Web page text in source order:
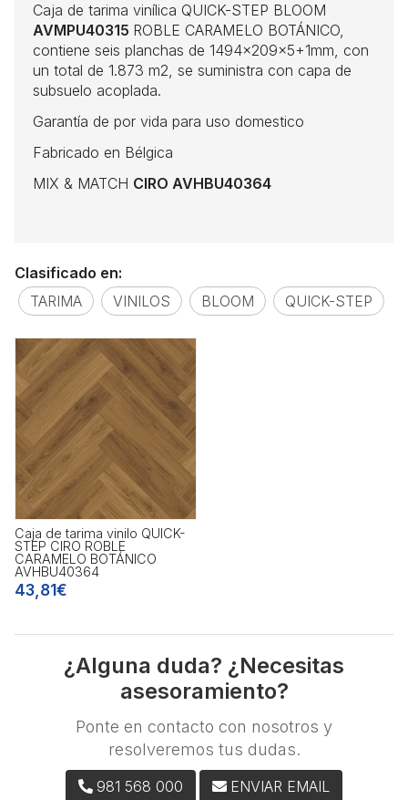
Caja de tarima vinílica QUICK-STEP BLOOM
AVMPU40315 ROBLE CARAMELO BOTÁNICO,
contiene seis planchas de 1494x209x5+1mm, con
un total de 1.873 m2, se suministra con capa de
subsuelo acoplada.
Garantía de por vida para uso domestico
Fabricado en Bélgica
MIX & MATCH CIRO AVHBU40364
Clasificado en:
TARIMA
VINILOS BLOOM QUICK-STEP
Caja de tarima vinilo QUICK-
STEP CIRO ROBLE
CARAMELO BOTÁNICO
AVHBU40364
43,81€
¿Alguna duda? ¿Necesitas
asesoramiento?
Ponte en contacto con nosotros y
resolveremos tus dudas.
981 568 000 ENVIAR EMAIL